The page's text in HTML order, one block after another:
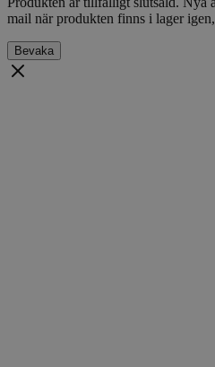
mail när produkten finns i lager
Bevaka